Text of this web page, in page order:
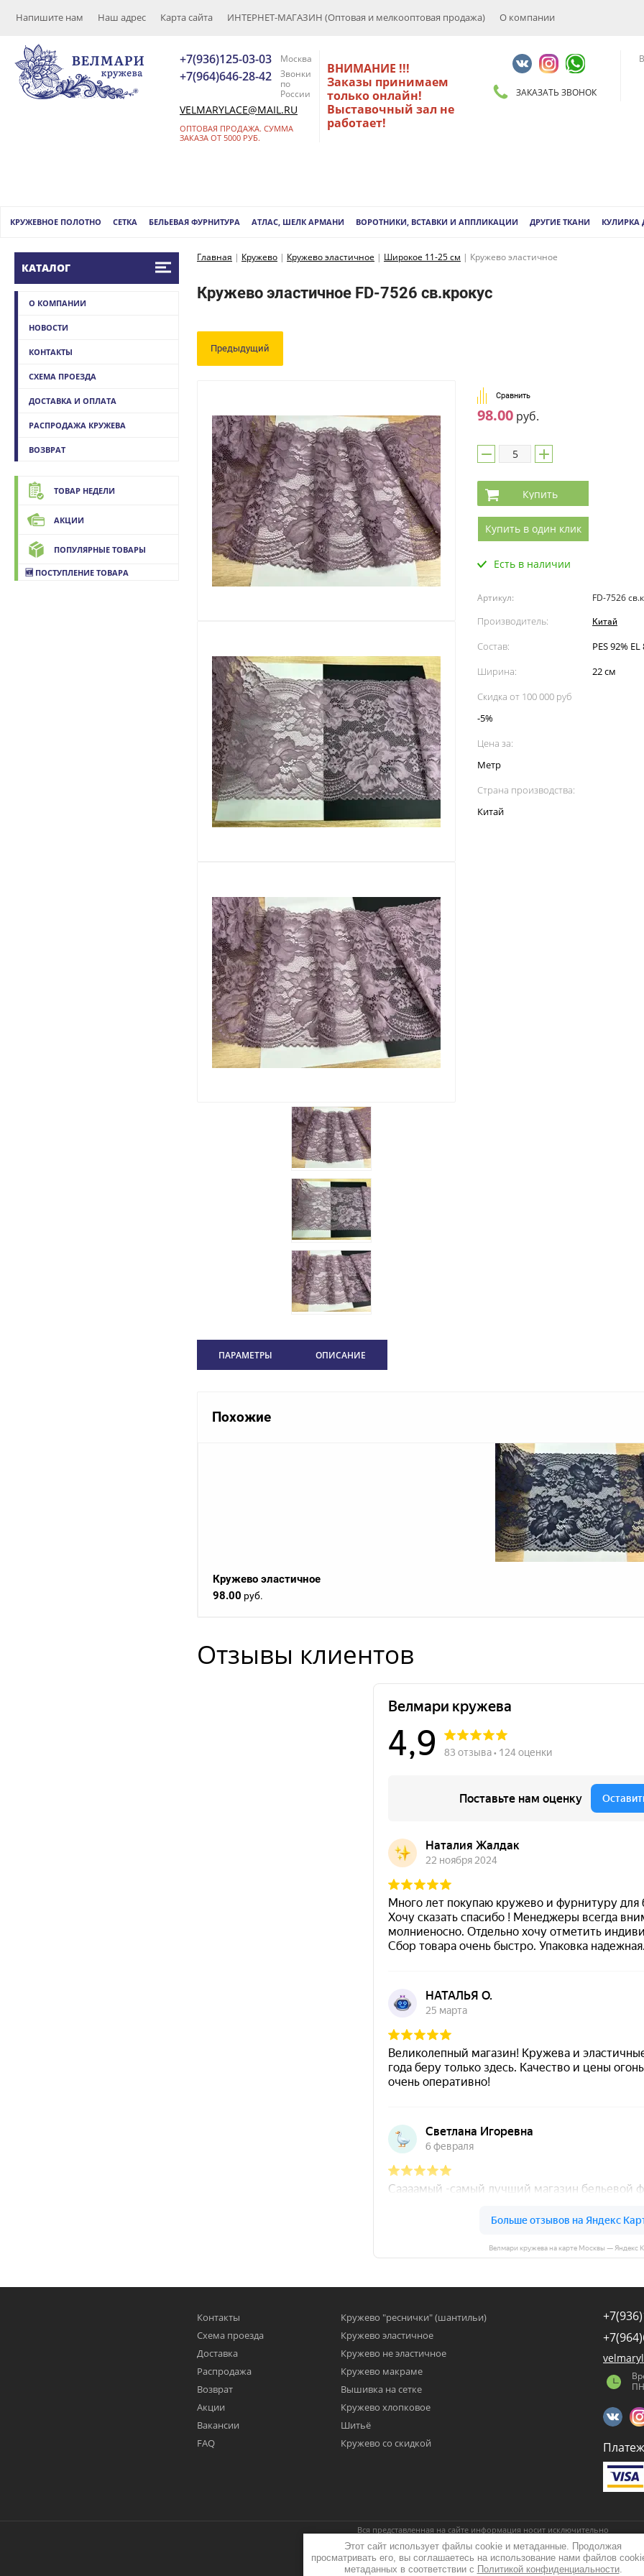
Этот сайт использует файлы cookie и метаданные. Продолжая
просматривать его, вы соглашаетесь на использование нами файлов
метаданных в соответствии с Политикой конфиденциальности.
Напишите нам Наш адрес Карта сайта ИНТЕРНЕТ-МАГАЗИН (Оптовая и мелкооптовая продажа) О компании
+7(936)125-03-03 Москва
+7(964)646-28-42
Звонки
по
России
VELMARYLACE@MAIL.RU
ОПТОВАЯ ПРОДАЖА. СУММА
ЗАКАЗА ОТ 5000 РУБ.
ВНИМАНИЕ !!!
Заказы принимаем
только онлайн!
Выставочный зал не
работает!
ЗАКАЗАТЬ ЗВОНОК
КРУЖЕВНОЕ ПОЛОТНО СЕТКА БЕЛЬЕВАЯ ФУРНИТУРА АТЛАС, ШЕЛК АРМАНИ ВОРОТНИКИ, ВСТАВКИ И АППЛИКАЦИИ ДРУГИЕ ТКАНИ КУЛИРКА
КАТАЛОГ
О КОМПАНИИ
НОВОСТИ
КОНТАКТЫ
СХЕМА ПРОЕЗДА
ДОСТАВКА И ОПЛАТА
РАСПРОДАЖА КРУЖЕВА
ВОЗВРАТ
ТОВАР НЕДЕЛИ
АКЦИИ
ПОПУЛЯРНЫЕ ТОВАРЫ
🆕 ПОСТУПЛЕНИЕ ТОВАРА
Главная | Кружево | Кружево эластичное | Широкое 11-25 см | Кружево эластичное
Кружево эластичное FD-7526 св.крокус
Предыдущий
Сравнить
98.00 руб.
Купить
Купить в один клик
Есть в наличии
Артикул: FD-7526
Производитель: Китай
Состав:
PES 92% EL
Ширина:
22 см
Скидка от 100 000 руб
-5%
Цена за:
Метр
Страна производства:
Китай
ПАРАМЕТРЫ ОПИСАНИЕ
Похожие
Кружево эластичное
98.00 руб.
Отзывы клиентов
Велмари кружева на карте Москвы — Яндекс
Контакты
Схема проезда
Доставка
Распродажа
Возврат
Акции
Вакансии
FAQ
Кружево "реснички" (шантильи)
Кружево эластичное
Кружево не эластичное
Кружево макраме
Вышивка на сетке
Кружево хлопковое
Шитьё
Кружево со скидкой
Вся представленная на сайте информация носит исключительно
офертой, определяемой положениями Статьи 437 (2) Гражданского кодекса
Российской Федерации.